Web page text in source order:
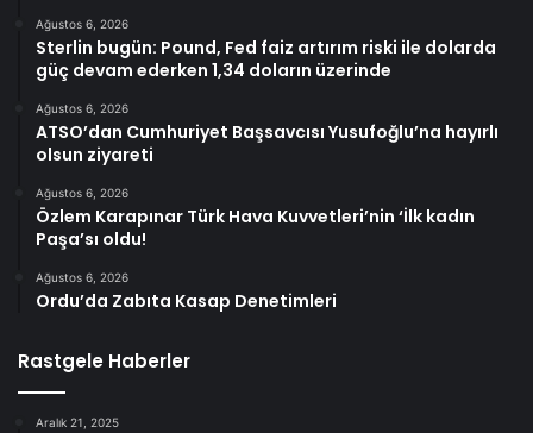
Ağustos 6, 2026
Sterlin bugün: Pound, Fed faiz artırım riski ile dolarda
güç devam ederken 1,34 doların üzerinde
Ağustos 6, 2026
ATSO’dan Cumhuriyet Başsavcısı Yusufoğlu’na hayırlı
olsun ziyareti
Ağustos 6, 2026
Özlem Karapınar Türk Hava Kuvvetleri’nin ‘İlk kadın
Paşa’sı oldu!
Ağustos 6, 2026
Ordu’da Zabıta Kasap Denetimleri
Rastgele Haberler
Aralık 21, 2025